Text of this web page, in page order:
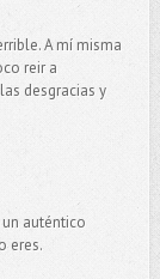
A mí misma
reir a
desgracias y
auténtico
eres.